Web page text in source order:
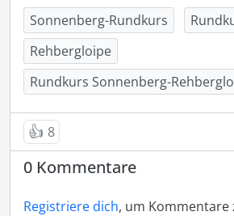
Sonnenberg-Rundkurs
Rehbergloipe
Rundkurs Sonnenberg-
👍 8
0 Kommentare
Registriere dich, um Kommentare